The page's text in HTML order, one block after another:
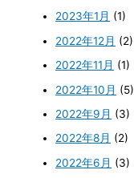
2023年1月 (1)
2022年12月 (2)
2022年11月 (1)
2022年10月 (5)
2022年9月 (3)
2022年8月 (2)
2022年6月 (3)